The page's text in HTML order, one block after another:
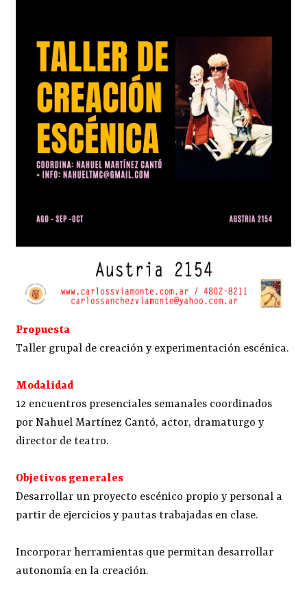
Propuesta
Taller grupal de creación y experimentación escénica.
Modalidad
12 encuentros presenciales semanales coordinados
por Nahuel Martínez Cantó, actor, dramaturgo y
director de teatro.
Objetivos generales
Desarrollar un proyecto escénico propio y personal a
partir de ejercicios y pautas trabajadas en clase.
Incorporar herramientas que permitan desarrollar
autonomía en la creación.